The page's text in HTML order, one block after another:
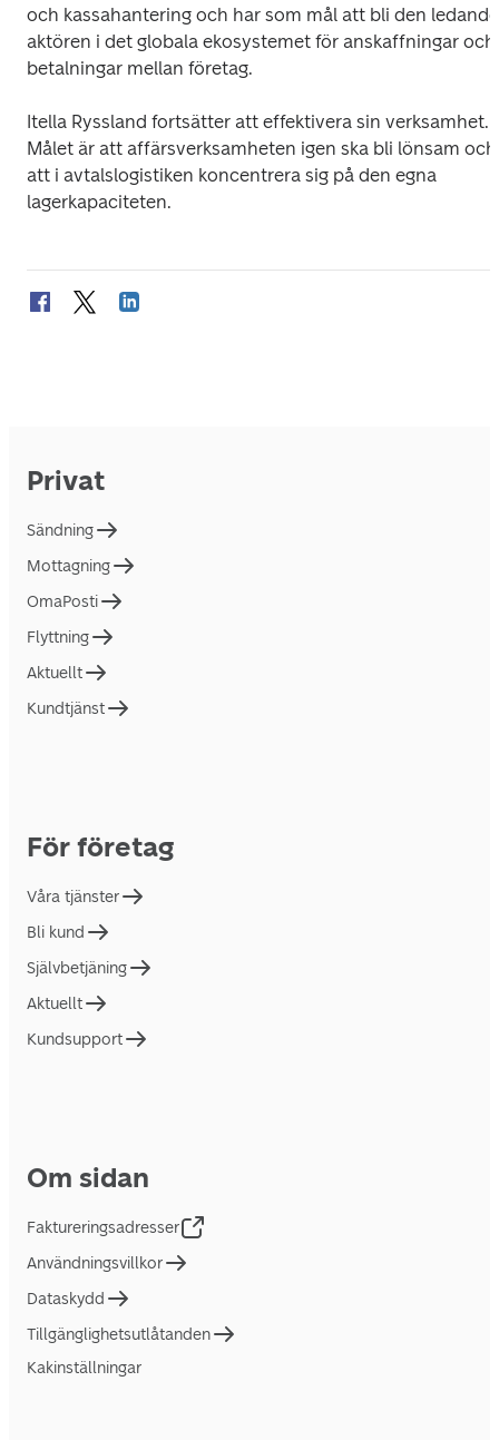
och kassahantering och har som mål att bli den ledande
aktören i det globala ekosystemet för anskaffningar och
betalningar mellan företag.
Itella Ryssland fortsätter att effektivera sin verksamhet.
Målet är att affärsverksamheten igen ska bli lönsam och
att i avtalslogistiken koncentrera sig på den egna
lagerkapaciteten.
Privat
Sändning
Mottagning
OmaPosti
Flyttning
Aktuellt
Kundtjänst
För företag
Våra tjänster
Bli kund
Självbetjäning
Aktuellt
Kundsupport
Om sidan
Faktureringsadresser
Användningsvillkor
Dataskydd
Tillgänglighetsutlåtanden
Kakinställningar